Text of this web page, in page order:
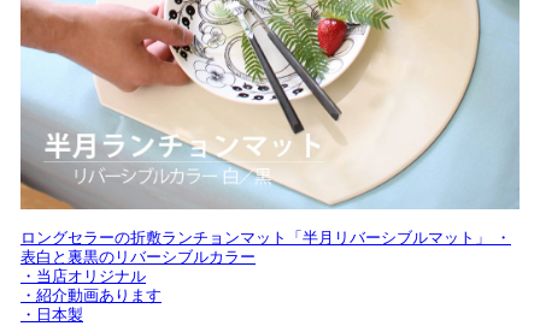
ロングセラーの折敷ランチョンマット「半月リバーシブルマット」 ・
表白と裏黒のリバーシブルカラー
・当店オリジナル
・紹介動画あります
・日本製